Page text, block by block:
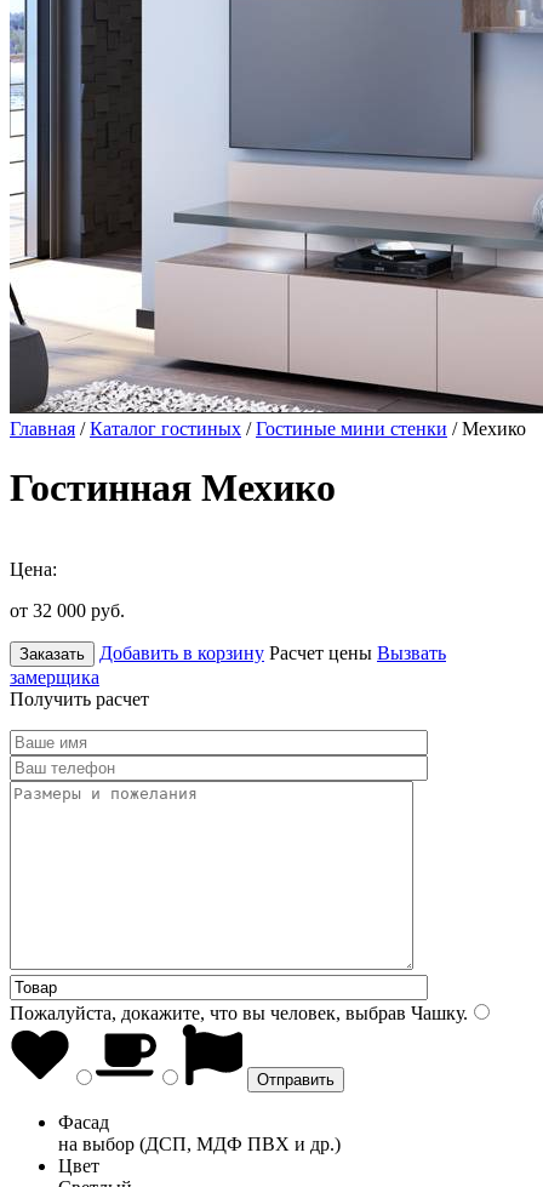
Главная /Каталог гостиных /Гостиные мини стенки / Мехико
Гостинная Мехико
Цена:
от 32 000 руб.
Заказать Добавить в корзину Расчет цены Вызвать
замерщика
Получить расчет
Пожалуйста, докажите, что вы человек, выбрав Чашку.
Фасад
на выбор (ДСП, МДФ ПВХ и др.)
Цвет